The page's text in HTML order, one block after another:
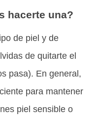
hacerte una?
de piel y de
de quitarte el
pasa). En general,
para mantener
piel sensible o